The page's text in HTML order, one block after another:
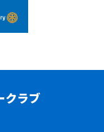
クラブ